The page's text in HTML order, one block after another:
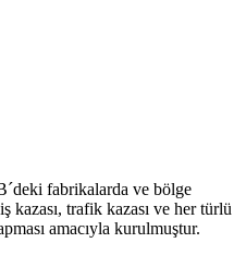
fabrikalarda ve bölge
kazası, trafik kazası ve her türlü
amacıyla kurulmuştur.